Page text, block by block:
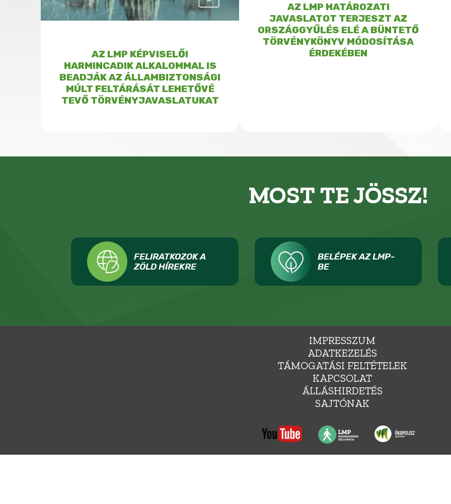
AZ LMP KÉPVISELŐI
HARMINCADIK ALKALOMMAL IS
BEADJÁK AZ ÁLLAMBIZTONSÁGI
MÚLT FELTÁRÁSÁT LEHETŐVÉ
TEVŐ TÖRVÉNYJAVASLATUKAT
AZ LMP HATÁROZATI
JAVASLATOT TERJESZT AZ
ORSZÁGGYŰLÉS ELÉ A BÜNTETŐ
TÖRVÉNYKÖNYV MÓDOSÍTÁSA
ÉRDEKÉBEN
MOST TE JÖSSZ!
FELIRATKOZOK A
ZÖLD HÍREKRE
BELÉPEK AZ LMP-
BE
IMPRESSZUM
ADATKEZELÉS
TÁMOGATÁSI FELTÉTELEK
KAPCSOLAT
ÁLLÁSHIRDETÉS
SAJTÓNAK